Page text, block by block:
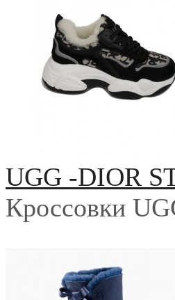
UGG -DIOR
Кроссовки